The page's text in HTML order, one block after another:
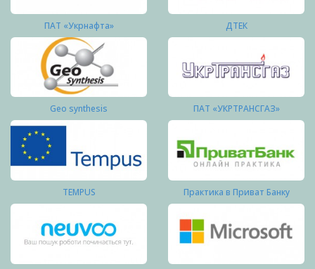
ПАТ «Укрнафта» ДТЕК
Geo synthesis ПАТ «УКРТРАНСГАЗ»
TEMPUS Практика в Приват Банку